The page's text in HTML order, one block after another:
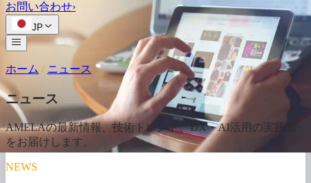
お問い合わせ›
JP
ホーム / ニュース
ニュース
AMELAの最新情報、技術トレンド、DX・AI活用の実践知
をお届けします。
NEWS